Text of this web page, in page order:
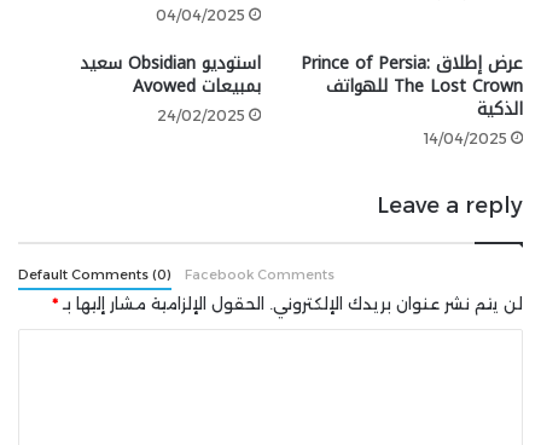
تأثيرات مائية لم تلاحظها على الأرجح
04/04/2025
عرض إطلاق Prince of Persia:
The Lost Crown للهواتف
الذكية
14/04/2025
استوديو Obsidian سعيد
بمبيعات Avowed
24/02/2025
Leave a reply
Default Comments (0) Facebook Comments
لن يتم نشر عنوان بريدك الإلكتروني. الحقول الإلزامية مشار إليها بـ*